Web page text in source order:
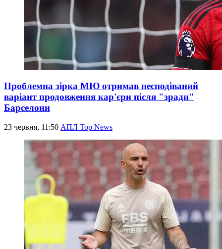
Проблемна зірка МЮ отримав несподіваний
варіант продовження кар'єри після "зради"
Барселони
23 червня, 11:50 АПЛ Top News